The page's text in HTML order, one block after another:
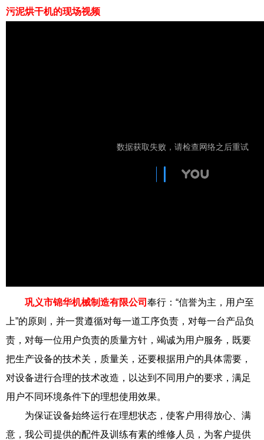
污泥烘干机的现场视频
巩义市锦华机械制造有限公司 奉行：“信誉为主，用户至
上”的原则，并一贯遵循对每一道工序负责，对每一台产品负
责，对每一位用户负责的质量方针，竭诚为用户服务，既要
把生产设备的技术关，质量关，还要根据用户的具体需要，
对设备进行合理的技术改造，以达到不同用户的要求，满足
用户不同环境条件下的理想使用效果。
为保证设备始终运行在理想状态，使客户用得放心、满
意，我公司提供的配件及训练有素的维修人员，为客户提供